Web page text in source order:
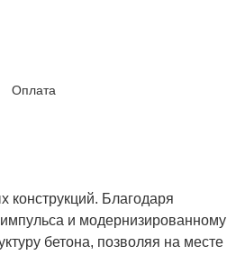
Оплата
конструкций. Благодаря
импульса и модернизированному
бетона, позволяя на месте